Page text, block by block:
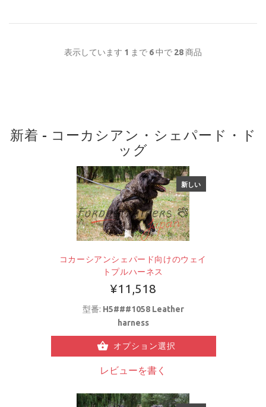
表示しています 1 まで 6中で 28商品
新着 - コーカシアン・シェパード・ド
ッグ
新しい
コカーシアンシェパード向けのウェイ
トプルハーネス
¥11,518
型番: H5###1058 Leather
harness
オプション選択
レビューを書く